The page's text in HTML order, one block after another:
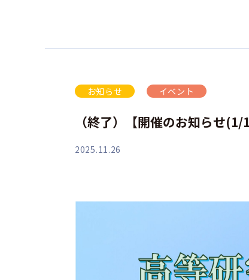
お知らせ イベント
（終了）【開催のお知らせ
2025.11.26